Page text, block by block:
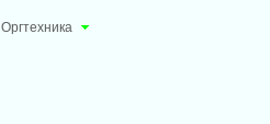
Оргтехника